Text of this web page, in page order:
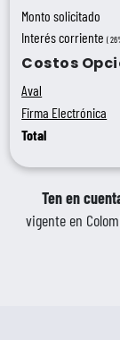
Monto solicitado
Interés corriente(
Costos
Aval
Firma Electrónica
Total
Ten en
vigente en